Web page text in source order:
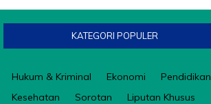
KATEGORI POPULER
Hukum & Kriminal Ekonomi
Pendidikan
Kesehatan
Sorotan
Liputan Khusus